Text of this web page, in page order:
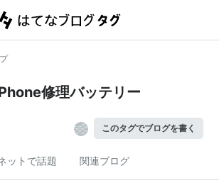
修理バッテリー
このタグでブログを書く
ットで話題 関連ブログ